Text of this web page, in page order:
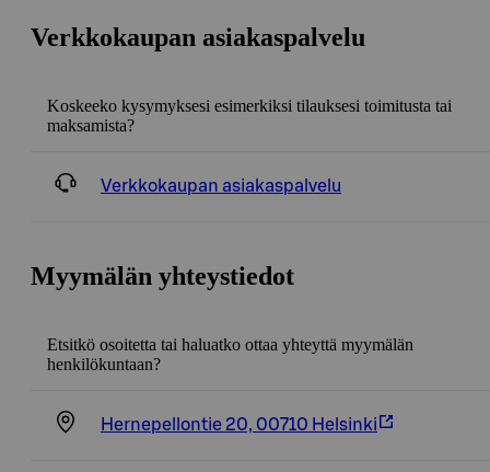
Verkkokaupan asiakaspalvelu
Koskeeko kysymyksesi esimerkiksi tilauksesi toimitusta tai
maksamista?
Verkkokaupan asiakaspalvelu
Myymälän yhteystiedot
Etsitkö osoitetta tai haluatko ottaa yhteyttä myymälän
henkilökuntaan?
Hernepellontie 20, 00710 Helsinki